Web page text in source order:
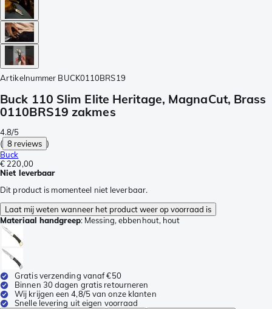
Artikelnummer BUCK0110BRS19
Buck 110 Slim Elite Heritage, MagnaCut, Brass
0110BRS19 zakmes
4.8/5
( 8 reviews )
Buck
€ 220,00
Niet leverbaar
Dit product is momenteel niet leverbaar.
Laat mij weten wanneer het product weer op voorraad is
Materiaal handgreep: Messing, ebbenhout, hout
Gratis verzending vanaf €50
Binnen 30 dagen gratis retourneren
Wij krijgen een 4,8/5 van onze klanten
Snelle levering uit eigen voorraad